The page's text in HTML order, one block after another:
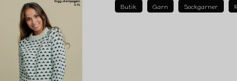
Butik Garn Sockgarner